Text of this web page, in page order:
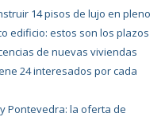
14 pisos de lujo en pleno
edificio: estos son los plazos
de nuevas viviendas
24 interesados por cada
Pontevedra: la oferta de